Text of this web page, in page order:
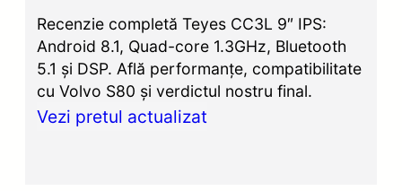
Recenzie completă Teyes CC3L 9″ IPS:
Android 8.1, Quad-core 1.3GHz, Bluetooth
5.1 și DSP. Află performanțe, compatibilitate
cu Volvo S80 și verdictul nostru final.
Vezi pretul actualizat